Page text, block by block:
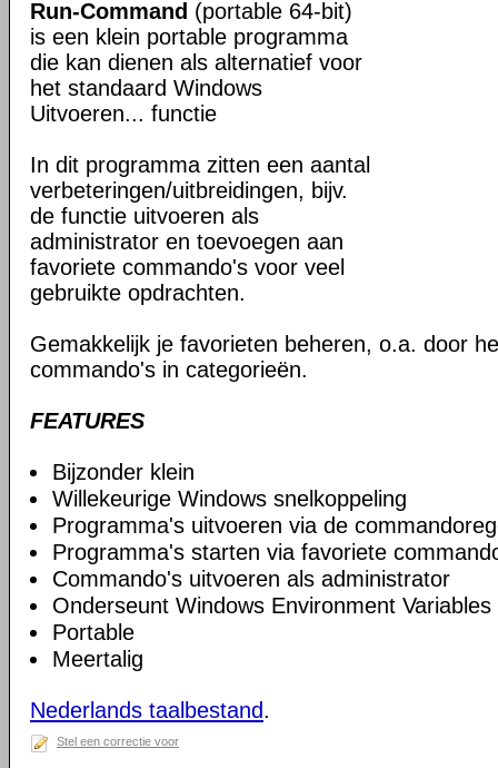
Run-Command (portable 64-bit)
is een klein portable programma
die kan dienen als alternatief voor
het standaard Windows
Uitvoeren... functie
In dit programma zitten een aantal
verbeteringen/uitbreidingen, bijv.
de functie uitvoeren als
administrator en toevoegen aan
favoriete commando's voor veel
gebruikte opdrachten.
Gemakkelijk je favorieten beheren, o.a. door
commando's in categorieën.
FEATURES
Bijzonder klein
Willekeurige Windows snelkoppeling
Programma's uitvoeren via de
Programma's starten via favoriete
Commando's uitvoeren als administrator
Onderseunt Windows Environment Variables
Portable
Meertalig
Nederlands taalbestand.
Stel een correctie voor